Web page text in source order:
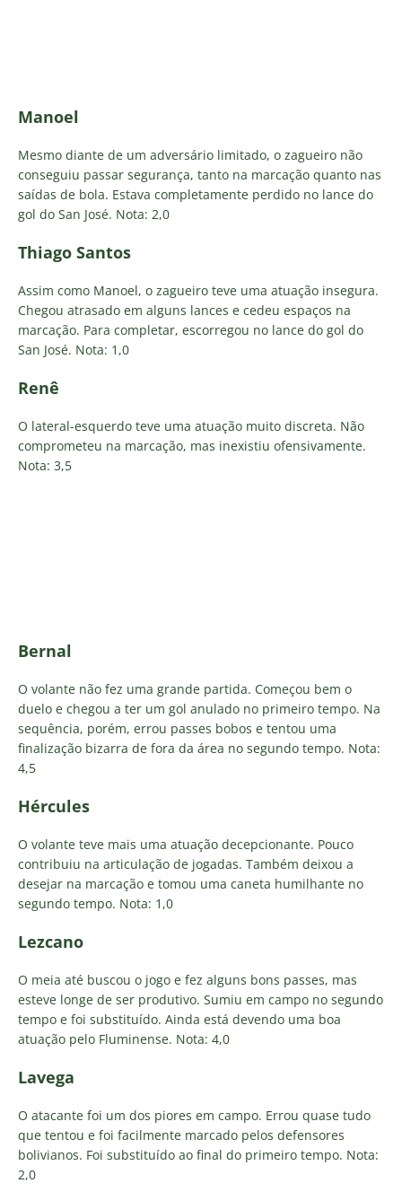
Manoel
Mesmo diante de um adversário limitado, o zagueiro não
conseguiu passar segurança, tanto na marcação quanto nas
saídas de bola. Estava completamente perdido no lance do
gol do San José. Nota: 2,0
Thiago Santos
Assim como Manoel, o zagueiro teve uma atuação insegura.
Chegou atrasado em alguns lances e cedeu espaços na
marcação. Para completar, escorregou no lance do gol do
San José. Nota: 1,0
Renê
O lateral-esquerdo teve uma atuação muito discreta. Não
comprometeu na marcação, mas inexistiu ofensivamente.
Nota: 3,5
Bernal
O volante não fez uma grande partida. Começou bem o
duelo e chegou a ter um gol anulado no primeiro tempo. Na
sequência, porém, errou passes bobos e tentou uma
finalização bizarra de fora da área no segundo tempo. Nota:
4,5
Hércules
O volante teve mais uma atuação decepcionante. Pouco
contribuiu na articulação de jogadas. Também deixou a
desejar na marcação e tomou uma caneta humilhante no
segundo tempo. Nota: 1,0
Lezcano
O meia até buscou o jogo e fez alguns bons passes, mas
esteve longe de ser produtivo. Sumiu em campo no segundo
tempo e foi substituído. Ainda está devendo uma boa
atuação pelo Fluminense. Nota: 4,0
Lavega
O atacante foi um dos piores em campo. Errou quase tudo
que tentou e foi facilmente marcado pelos defensores
bolivianos. Foi substituído ao final do primeiro tempo. Nota:
2,0